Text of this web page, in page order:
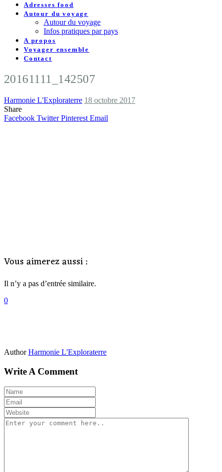
Adresses food
Autour du voyage
Autour du voyage
Infos pratiques par pays
A propos
Voyager ensemble
Contact
20161111_142507
Harmonie L'Exploraterre 18 octobre 2017
Share
Facebook Twitter Pinterest Email
Vous aimerez aussi :
Il n’y a pas d’entrée similaire.
0
Author Harmonie L'Exploraterre
Write A Comment